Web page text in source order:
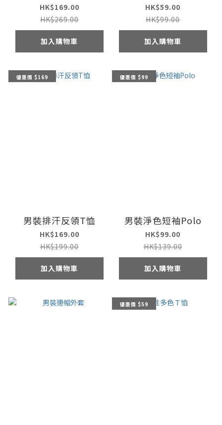
HK$169.00
HK$269.00
加入購物車
HK$59.00
HK$99.00
加入購物車
優惠價 $169
男裝排汗反領T恤
HK$169.00
HK$199.00
加入購物車
優惠價 $99
男裝淨色短袖Polo
HK$99.00
HK$139.00
加入購物車
優惠價 $59